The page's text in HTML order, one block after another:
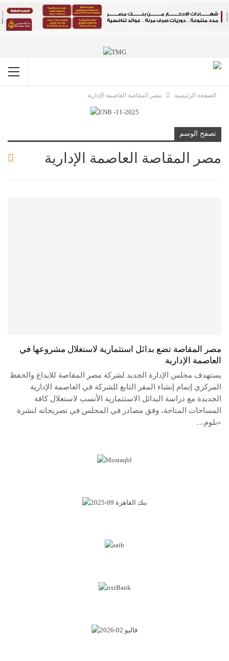
الصفحة الرئيسية مصر المقاصة العاصمة الإدارية
تصفح الوسم
مصر المقاصة العاصمة الإدارية
مصر المقاصة تضع بدائل استثمارية لاستغلال مشروعها في
العاصمة الإدارية
يستهدف مجلس الإدارة الجديد لشركة مصر المقاصة للايداع والحفظ
المركزي إتمام إنشاء المقر التابع للشركة في العاصمة الإدارية
الجديدة مع دراسة البدائل الاستثمارية الأنسب لاستغلال كافة
المساحات المتاحة، وفق مصادر في المجلس في تصريحاته لنشرة
«بلوم…